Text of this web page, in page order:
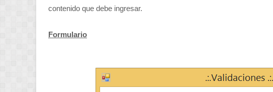
contenido que debe ingresar.
Formulario